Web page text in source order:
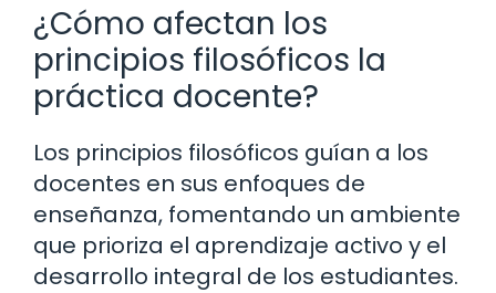
¿Cómo afectan los
principios filosóficos la
práctica docente?
Los principios filosóficos guían a los
docentes en sus enfoques de
enseñanza, fomentando un ambiente
que prioriza el aprendizaje activo y el
desarrollo integral de los estudiantes.